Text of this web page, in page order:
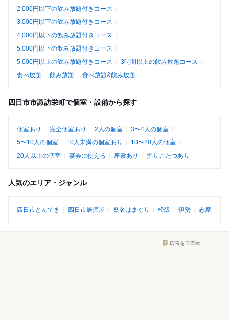
2,000円以下の飲み放題付きコース
3,000円以下の飲み放題付きコース
4,000円以下の飲み放題付きコース
5,000円以下の飲み放題付きコース
5,000円以上の飲み放題付きコース
3時間以上の飲み放題コース
食べ放題
飲み放題 食べ放題&飲み放題
四日市市諏訪栄町で個室・設備から探す
個室あり 完全個室あり 2人の個室
3〜4人の個室
5〜10人の個室
10人未満の個室あり
10〜20人の個室
20人以上の個室
宴会に使える 座敷あり 掘りごたつあり
人気のエリア・ジャンル
四日市とんてき 四日市居酒屋 桑名はまぐり 松阪 伊勢 志摩
広告を非表示